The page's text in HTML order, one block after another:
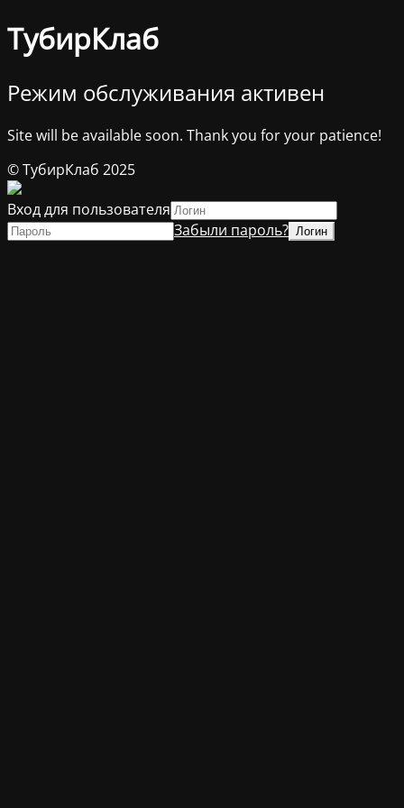
ТубирКлаб
Режим обслуживания активен
Site will be available soon. Thank you for your patience!
© ТубирКлаб 2025
Вход для пользователя
Забыли пароль?